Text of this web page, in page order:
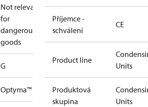
Not relevant
for
dangerous
goods
G
Optyma™
Příjemce -
schválení
CE
Product line
Units
Produktová
skupina
Units